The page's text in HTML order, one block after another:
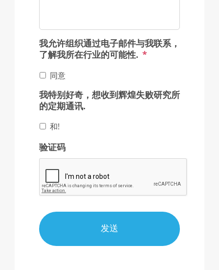
我允许组织通过电子邮件与我联系，
了解我所在行业的可能性. *
同意
我特别好奇，想收到辉煌失败研究所
的定期通讯.
和!
验证码